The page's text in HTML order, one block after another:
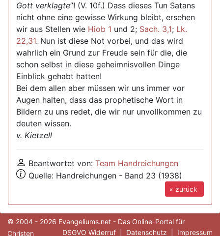
Gott verklagte”! (V. 10f.) Dass dieses Tun Satans
nicht ohne eine gewisse Wirkung bleibt, ersehen
wir aus Stellen wie Hiob 1 und 2; Sach. 3,1; Lk.
22,31. Nun ist diese Not vorbei, und das wird
wahrlich ein Grund zur Freude sein für die, die
schon selbst in diese geheimnisvollen Dinge
Einblick gehabt hatten!
Bei dem allen aber müssen wir uns immer vor
Augen halten, dass das prophetische Wort in
Bildern zu uns redet, die wir nur unvollkommen zu
deuten wissen.
v. Kietzell
Beantwortet von: Team Handreichungen
Quelle: Handreichungen - Band 23 (1938)
« zurück
© 2004 - 2026 Evangeliums.net - Das Online-Portal für
Christen
DSGVO Widerruf Datenschutz Impressum